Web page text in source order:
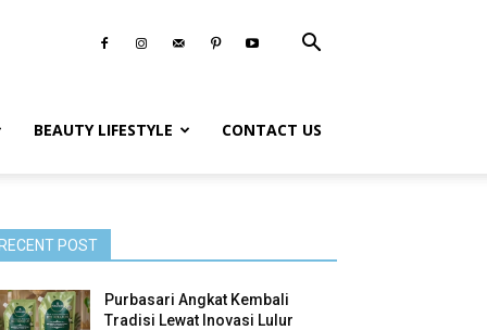
BEAUTY LIFESTYLE CONTACT US
RECENT POST
Purbasari Angkat Kembali
Tradisi Lewat Inovasi Lulur